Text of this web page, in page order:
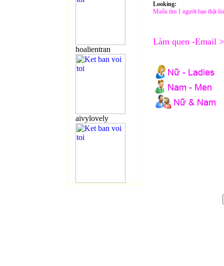
hoalientran
aivylovely
Looking:
Muốn tìm 1 người bạn thật
Làm quen -Email